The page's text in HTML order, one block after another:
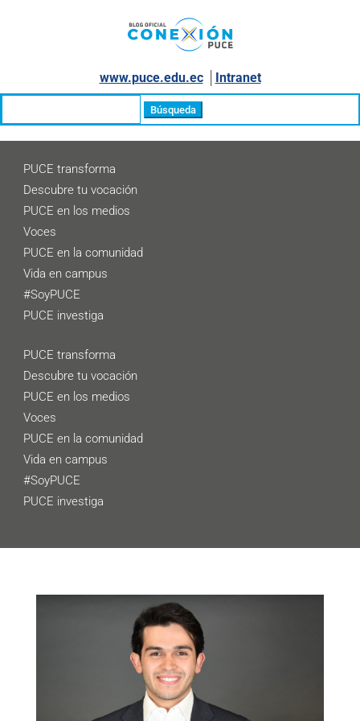
www.puce.edu.ec│ Intranet
PUCE transforma
Descubre tu vocación
PUCE en los medios
Voces
PUCE en la comunidad
Vida en campus
#SoyPUCE
PUCE investiga
PUCE transforma
Descubre tu vocación
PUCE en los medios
Voces
PUCE en la comunidad
Vida en campus
#SoyPUCE
PUCE investiga